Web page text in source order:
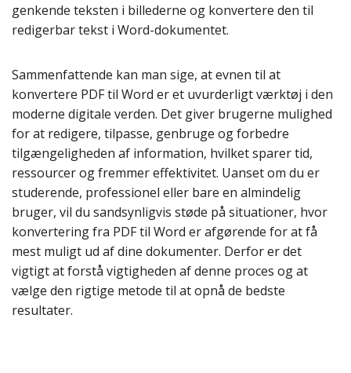
genkende teksten i billederne og konvertere den til
redigerbar tekst i Word-dokumentet.
Sammenfattende kan man sige, at evnen til at
konvertere PDF til Word er et uvurderligt værktøj i den
moderne digitale verden. Det giver brugerne mulighed
for at redigere, tilpasse, genbruge og forbedre
tilgængeligheden af information, hvilket sparer tid,
ressourcer og fremmer effektivitet. Uanset om du er
studerende, professionel eller bare en almindelig
bruger, vil du sandsynligvis støde på situationer, hvor
konvertering fra PDF til Word er afgørende for at få
mest muligt ud af dine dokumenter. Derfor er det
vigtigt at forstå vigtigheden af denne proces og at
vælge den rigtige metode til at opnå de bedste
resultater.